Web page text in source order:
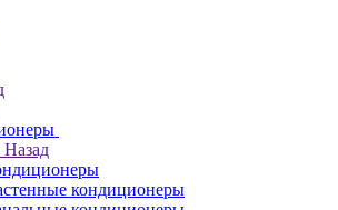
Назад
кондиционеры